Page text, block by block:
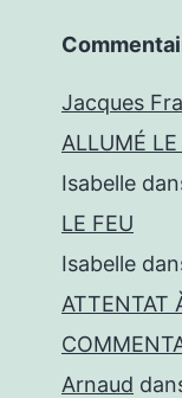
Jacques
ALLUMÉ LE
Isabelle
LE FEU
Isabelle
ATTENTAT
Arnaud